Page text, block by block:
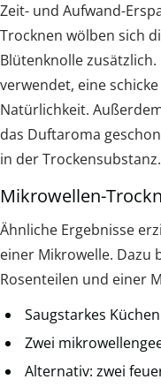
Zeit- und Aufwand-
Trocknen wölben sich
Blütenknolle
verwendet, eine
Natürlichkeit.
das Duftaroma
in der Trockensubstanz.
Mikrowellen-
Ähnliche Ergebnisse
einer Mikrowelle. Dazu
Rosenteilen und einer
Saugstarkes
Zwei
Alternativ: zwei